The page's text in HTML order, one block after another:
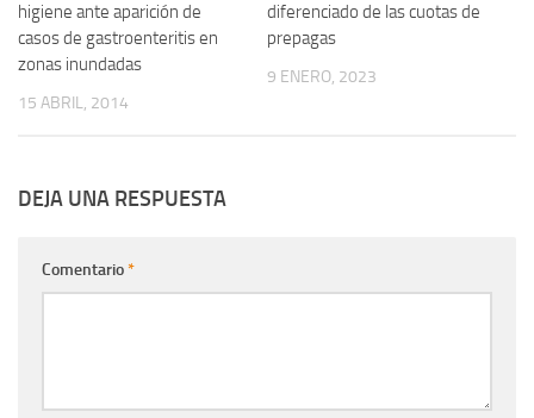
higiene ante aparición de
casos de gastroenteritis en
zonas inundadas
15 ABRIL, 2014
diferenciado de las cuotas de
prepagas
9 ENERO, 2023
DEJA UNA RESPUESTA
Comentario*